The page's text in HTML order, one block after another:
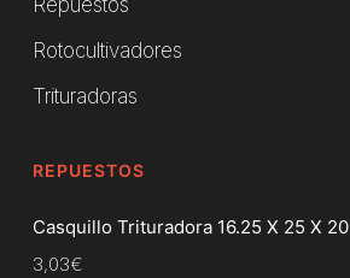
Repuestos
Rotocultivadores
Trituradoras
REPUESTOS
Casquillo Trituradora 16.25 X 25 X 20
3,03€